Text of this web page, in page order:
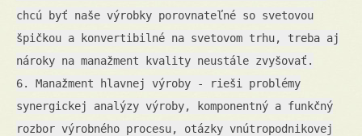
chcú byť naše výrobky porovnateľné so svetovou
špičkou a konvertibilné na svetovom trhu, treba aj
nároky na manažment kvality neustále zvyšovať.
6. Manažment hlavnej výroby - rieši problémy
synergickej analýzy výroby, komponentný a funkčný
rozbor výrobného procesu, otázky vnútropodnikovej